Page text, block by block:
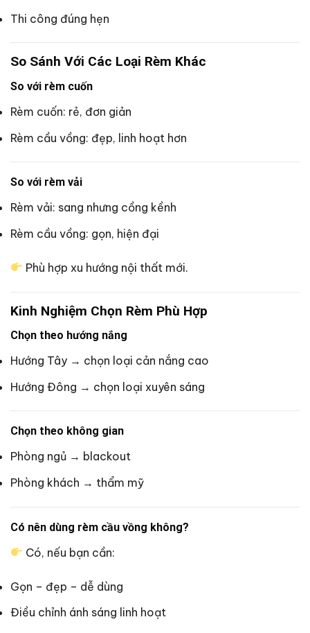
Thi công đúng hẹn
So Sánh Với Các Loại Rèm Khác
So với rèm cuốn
Rèm cuốn: rẻ, đơn giản
Rèm cầu vồng: đẹp, linh hoạt hơn
So với rèm vải
Rèm vải: sang nhưng cồng kềnh
Rèm cầu vồng: gọn, hiện đại
Phù hợp xu hướng nội thất mới.
Kinh Nghiệm Chọn Rèm Phù Hợp
Chọn theo hướng nắng
Hướng Tây → chọn loại cản nắng cao
Hướng Đông → chọn loại xuyên sáng
Chọn theo không gian
Phòng ngủ → blackout
Phòng khách → thẩm mỹ
Có nên dùng rèm cầu vồng không?
Có, nếu bạn cần:
Gọn – đẹp – dễ dùng
Điều chỉnh ánh sáng linh hoạt